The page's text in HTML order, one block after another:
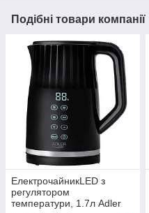
Подібні товари компанії
ЕлектрочайникLED з
регулятором
температури, 1.7л Adler